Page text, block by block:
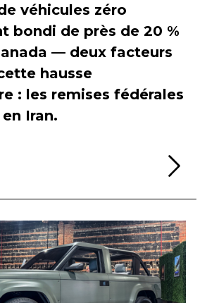
véhicules zéro
bondi de près de 20 %
— deux facteurs
hausse
: les remises fédérales
Iran.